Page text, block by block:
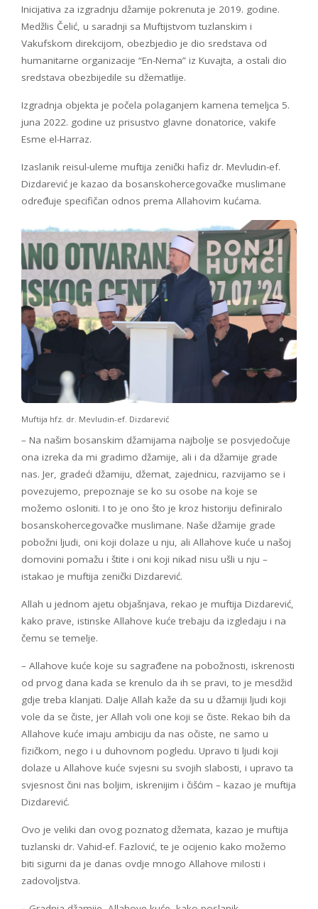
Inicijativa za izgradnju džamije pokrenuta je 2019. godine.
Medžlis Čelić, u saradnji sa Muftijstvom tuzlanskim i
Vakufskom direkcijom, obezbjedio je dio sredstava od
humanitarne organizacije “En-Nema” iz Kuvajta, a ostali dio
sredstava obezbijedile su džematlije.
Izgradnja objekta je počela polaganjem kamena temeljca 5.
juna 2022. godine uz prisustvo glavne donatorice, vakife
Esme el-Harraz.
Izaslanik reisul-uleme muftija zenički hafiz dr. Mevludin-ef.
Dizdarević je kazao da bosanskohercegovačke muslimane
određuje specifičan odnos prema Allahovim kućama.
Muftija hfz. dr. Mevludin-ef. Dizdarević
– Na našim bosanskim džamijama najbolje se posvjedočuje
ona izreka da mi gradimo džamije, ali i da džamije grade
nas. Jer, gradeći džamiju, džemat, zajednicu, razvijamo se i
povezujemo, prepoznaje se ko su osobe na koje se
možemo osloniti. I to je ono što je kroz historiju definiralo
bosanskohercegovačke muslimane. Naše džamije grade
pobožni ljudi, oni koji dolaze u nju, ali Allahove kuće u našoj
domovini pomažu i štite i oni koji nikad nisu ušli u nju –
istakao je muftija zenički Dizdarević.
Allah u jednom ajetu objašnjava, rekao je muftija Dizdarević,
kako prave, istinske Allahove kuće trebaju da izgledaju i na
čemu se temelje.
– Allahove kuće koje su sagrađene na pobožnosti, iskrenosti
od prvog dana kada se krenulo da ih se pravi, to je mesdžid
gdje treba klanjati. Dalje Allah kaže da su u džamiji ljudi koji
vole da se čiste, jer Allah voli one koji se čiste. Rekao bih da
Allahove kuće imaju ambiciju da nas očiste, ne samo u
fizičkom, nego i u duhovnom pogledu. Upravo ti ljudi koji
dolaze u Allahove kuće svjesni su svojih slabosti, i upravo ta
svjesnost čini nas boljim, iskrenijim i čišćim – kazao je muftija
Dizdarević.
Ovo je veliki dan ovog poznatog džemata, kazao je muftija
tuzlanski dr. Vahid-ef. Fazlović, te je ocijenio kako možemo
biti sigurni da je danas ovdje mnogo Allahove milosti i
zadovoljstva.